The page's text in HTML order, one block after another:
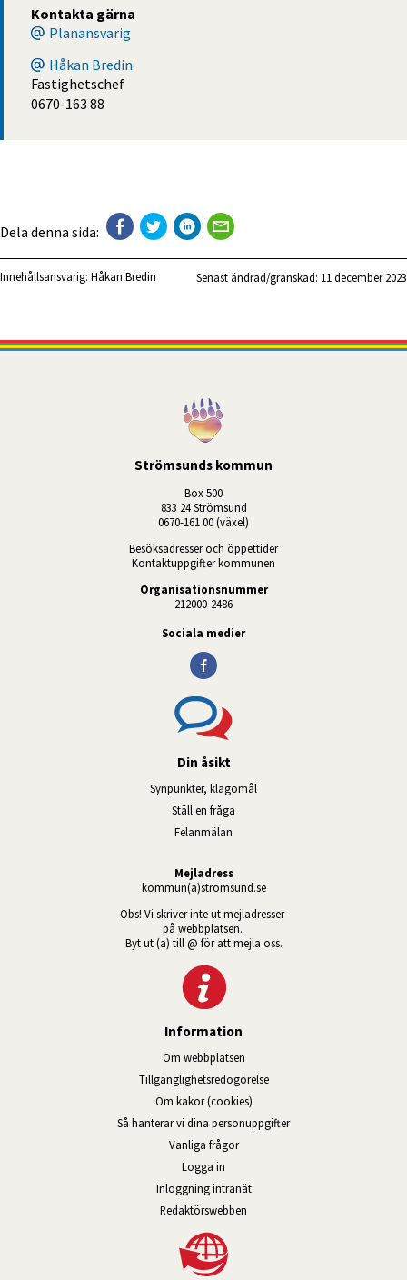
Kontakta gärna
Planansvarig
Håkan Bredin
Fastighetschef
0670-163 88
Dela denna sida:
Innehållsansvarig: Håkan Bredin Senast ändrad/granskad: 11 december 2023
Strömsunds kommun
Box 500
833 24 Strömsund
0670-161 00 (växel)
Besöksadresser och öppettider
Kontaktuppgifter kommunen
Organisationsnummer
212000-2486
Sociala medier
Din åsikt
Synpunkter, klagomål
Ställ en fråga
Felanmälan
Mejladress
kommun(a)stromsund.se
Obs! Vi skriver inte ut mejladresser
på webbplatsen.
Byt ut (a) till @ för att mejla oss.
Information
Om webbplatsen
Tillgänglig­hets­redo­görelse
Om kakor (cookies)
Så hanterar vi dina personuppgifter
Vanliga frågor
Logga in
Inloggning intranätÖppnas i nytt fönster.
Redaktörswebben